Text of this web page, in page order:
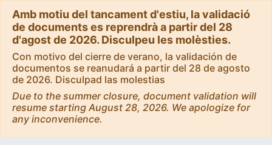
Amb motiu del tancament d'estiu, la validació
de documents es reprendrà a partir del 28
d'agost de 2026. Disculpeu les molèsties.
Con motivo del cierre de verano, la validación de
documentos se reanudará a partir del 28 de agosto
de 2026. Disculpad las molestias
Due to the summer closure, document validation will
resume starting August 28, 2026. We apologize for
any inconvenience.